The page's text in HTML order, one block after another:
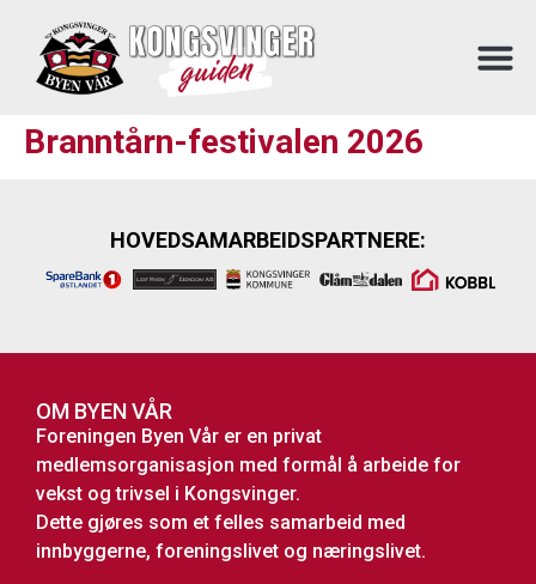
Branntårn-festivalen 2026
HOVEDSAMARBEIDSPARTNERE:
OM BYEN VÅR
Foreningen Byen Vår er en privat
medlemsorganisasjon med formål å arbeide for
vekst og trivsel i Kongsvinger.
Dette gjøres som et felles samarbeid med
innbyggerne, foreningslivet og næringslivet.